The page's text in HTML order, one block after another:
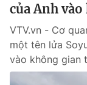
Nguyễn Trọng Ninh
Ðiện thoại Thời
Email:
Liên hệ quảng
của Anh
VTV.vn - Cơ
một tên lửa
vào không gian